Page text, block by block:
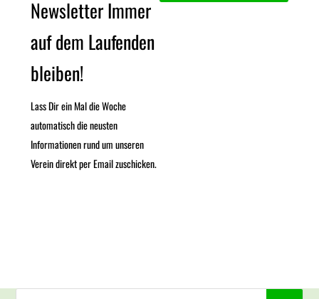
Newsletter Immer
auf dem Laufenden
bleiben!
Lass Dir ein Mal die Woche
automatisch die neusten
Informationen rund um unseren
Verein direkt per Email zuschicken.